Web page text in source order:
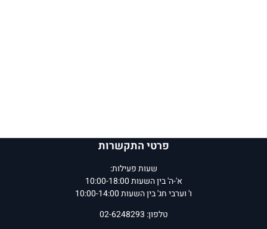
פרטי התקשרות
שעות פעילות:
א'-ה' בין השעות 10:00-18:00
ו' וערבי חג' בין השעות 10:00-14:00
טלפון: 02-6248293